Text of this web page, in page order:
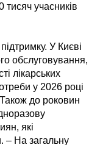
учасників
У Києві
обслуговування,
лікарських
у 2026 році
до роковин
які
– На загальну